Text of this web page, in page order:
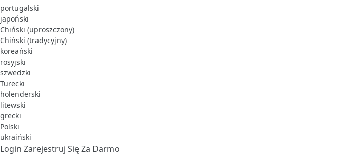
portugalski
japoński
Chiński (uproszczony)
Chiński (tradycyjny)
koreański
rosyjski
szwedzki
Turecki
holenderski
litewski
grecki
Polski
ukraiński
Login Zarejestruj Się Za Darmo